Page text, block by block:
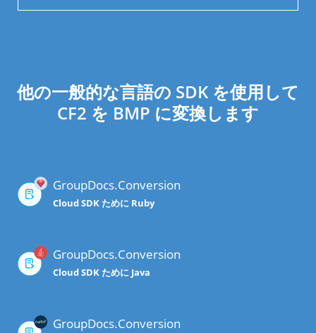
他の一般的な言語の SDK を使用して
CF2 を BMP に変換します
GroupDocs.Conversion
Cloud SDK ために Ruby
GroupDocs.Conversion
Cloud SDK ために Java
GroupDocs.Conversion